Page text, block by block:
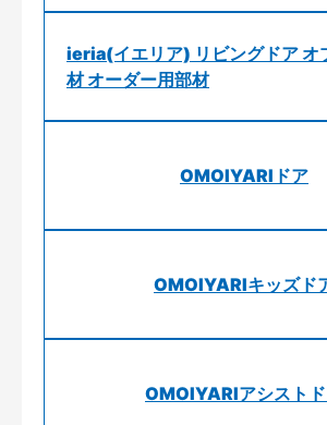
ieria(イエリア) リビングドア オ
材 オーダー用部材
OMOIYARIドア
OMOIYARIキッズド
OMOIYARIアシスト